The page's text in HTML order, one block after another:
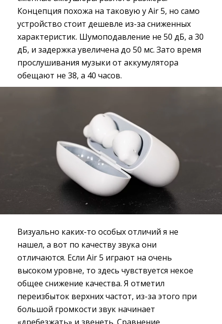
Концепция похожа на таковую у Air 5, но само
устройство стоит дешевле из-за сниженных
характеристик. Шумоподавление не 50 дБ, а 30
дБ, и задержка увеличена до 50 мс. Зато время
прослушивания музыки от аккумулятора
обещают не 38, а 40 часов.
Визуально каких-то особых отличий я не
нашел, а вот по качеству звука они
отличаются. Если Аir 5 играют на очень
высоком уровне, то здесь чувствуется некое
общее снижение качества. Я отметил
переизбыток верхних частот, из-за этого при
большой громкости звук начинает